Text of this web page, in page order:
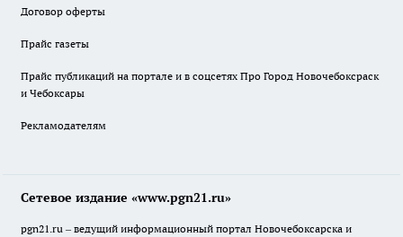
Договор оферты
Прайс газеты
Прайс публикаций на портале и в соцсетях Про Город Новочебоксраск
и Чебоксары
Рекламодателям
Сетевое издание «www.pgn21.ru»
pgn21.ru – ведущий информационный портал Новочебоксарска и